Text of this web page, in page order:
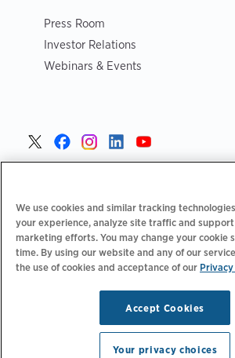
Press Room
Investor Relations
Webinars & Events
Zásady ochrany osobních údajů|
Copyright © 2026 ChargePoint, Inc.
We use cookies and similar tracking
your experience, analyze site traffic and support
marketing efforts. You may change your cookie
time. By using our website and any of our
the use of cookies and acceptance of our
Accept Cookies
Your privacy choices